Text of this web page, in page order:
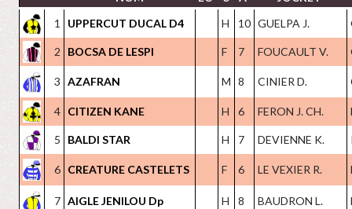
1
UPPERCUT DUCAL D4 H 10 GUELPA J.
2 BOCSA DE LESPI F 7 FOUCAULT V.
3 AZAFRAN M 8 CINIER D.
4 CITIZEN KANE H 6 FERON J. CH.
5 BALDI STAR H 7 DEVIENNE K.
6 CREATURE CASTELETS F 6 LE VEXIER R.
7 AIGLE JENILOU Dp H 8 BAUDRON L.